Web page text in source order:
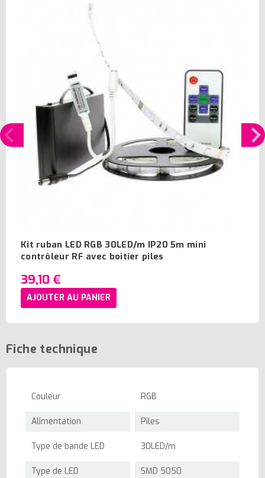
Kit ruban LED RGB 30LED/m IP20 5m mini
contrôleur RF avec boitier piles
39,10 €
AJOUTER AU PANIER
Fiche technique
Couleur RGB
Alimentation Piles
Type de bande LED 30LED/m
Type de LED SMD 5050